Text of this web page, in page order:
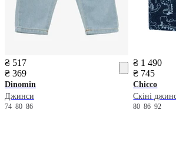
₴ 517
₴ 369
Dinomin
Джинси
74 80 86
₴ 1 490
₴ 745
Chicco
Скіні
808692